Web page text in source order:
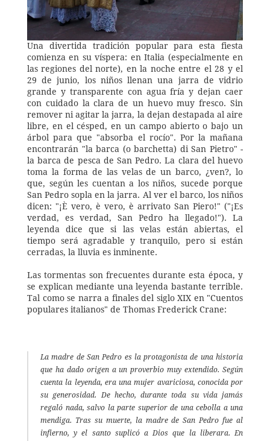
Una divertida tradición popular para esta fiesta
comienza en su víspera: en Italia (especialmente en
las regiones del norte), en la noche entre el 28 y el
29 de junio, los niños llenan una jarra de vidrio
grande y transparente con agua fría y dejan caer
con cuidado la clara de un huevo muy fresco. Sin
remover ni agitar la jarra, la dejan destapada al aire
libre, en el césped, en un campo abierto o bajo un
árbol para que "absorba el rocío". Por la mañana
encontrarán "la barca (o barchetta) di San Pietro" -
la barca de pesca de San Pedro. La clara del huevo
toma la forma de las velas de un barco, ¿ven?, lo
que, según les cuentan a los niños, sucede porque
San Pedro sopla en la jarra. Al ver el barco, los niños
dicen: "¡È vero, è vero, è arrivato San Piero!" ("¡Es
verdad, es verdad, San Pedro ha llegado!"). La
leyenda dice que si las velas están abiertas, el
tiempo será agradable y tranquilo, pero si están
cerradas, la lluvia es inminente.
Las tormentas son frecuentes durante esta época, y
se explican mediante una leyenda bastante terrible.
Tal como se narra a finales del siglo XIX en "Cuentos
populares italianos" de Thomas Frederick Crane:
La madre de San Pedro es la protagonista de una historia
que ha dado origen a un proverbio muy extendido. Según
cuenta la leyenda, era una mujer avariciosa, conocida por
su generosidad. De hecho, durante toda su vida jamás
regaló nada, salvo la parte superior de una cebolla a una
mendiga. Tras su muerte, la madre de San Pedro fue al
infierno, y el santo suplicó a Dios que la liberara. En